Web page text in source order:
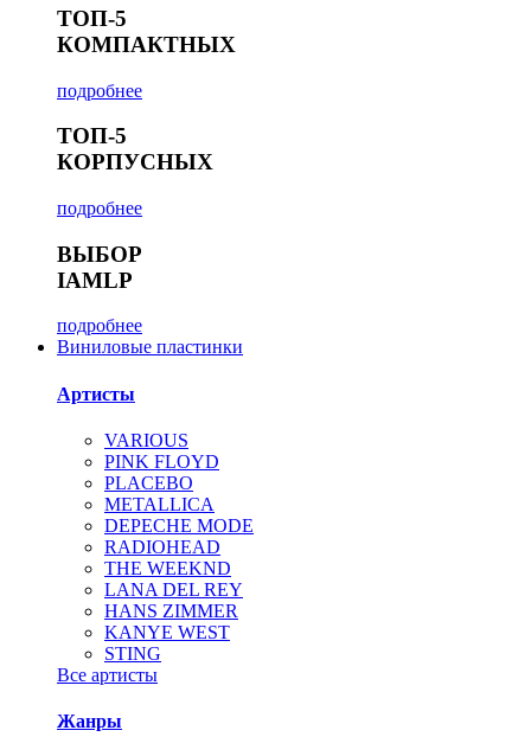
ТОП-5
КОМПАКТНЫХ
подробнее
ТОП-5
КОРПУСНЫХ
подробнее
ВЫБОР
IAMLP
подробнее
Виниловые пластинки
Артисты
VARIOUS
PINK FLOYD
PLACEBO
METALLICA
DEPECHE MODE
RADIOHEAD
THE WEEKND
LANA DEL REY
HANS ZIMMER
KANYE WEST
STING
Все артисты
Жанры